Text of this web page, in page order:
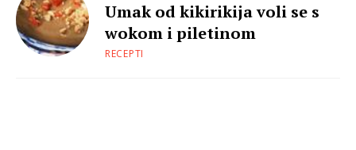
Umak od kikirikija voli se s
wokom i piletinom
RECEPTI